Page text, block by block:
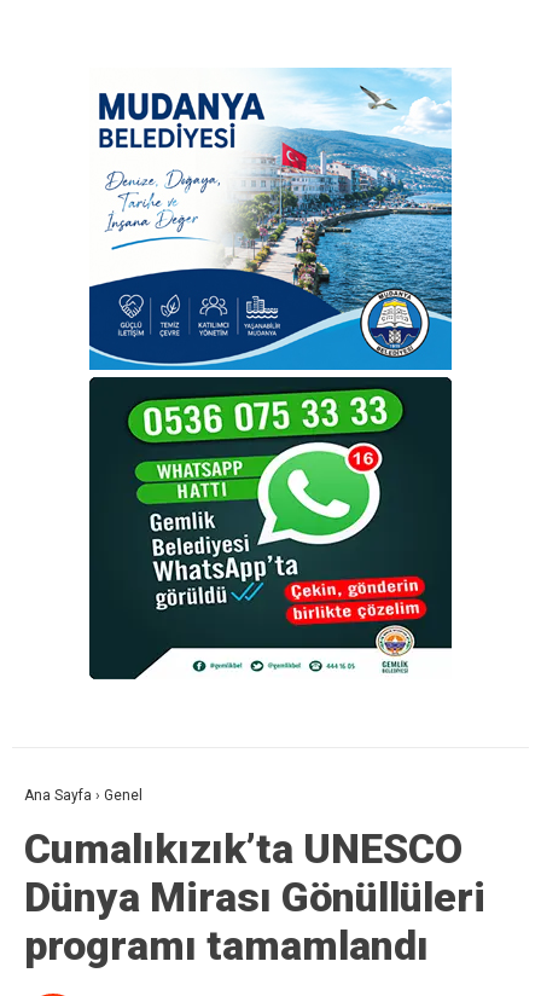
Ana Sayfa › Genel
Cumalıkızık’ta UNESCO
Dünya Mirası Gönüllüleri
programı tamamlandı